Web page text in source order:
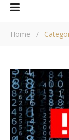
Home /